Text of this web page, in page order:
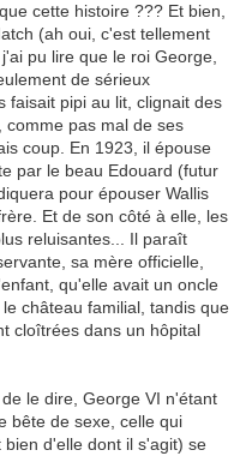
cette histoire ??? Et bien,
(ah oui, c'est tellement
pu lire que le roi George,
de sérieux
faisait pipi au lit, clignait des
comme pas mal de ses
coup. En 1923, il épouse
par le beau Edouard (futur
pour épouser Wallis
Et de son côté à elle, les
reluisantes... Il paraît
sa mère officielle,
qu'elle avait un oncle
château familial, tandis que
cloîtrées dans un hôpital
le dire, George VI n'étant
bête de sexe, celle qui
d'elle dont il s'agit) se